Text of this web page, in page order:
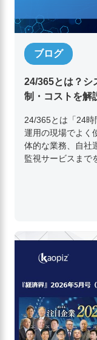
ブログ
24/365とは？シ
制・コストを解
24/365とは「24時
運用の現場でよく
体的な業務、自社
監視サービスまで